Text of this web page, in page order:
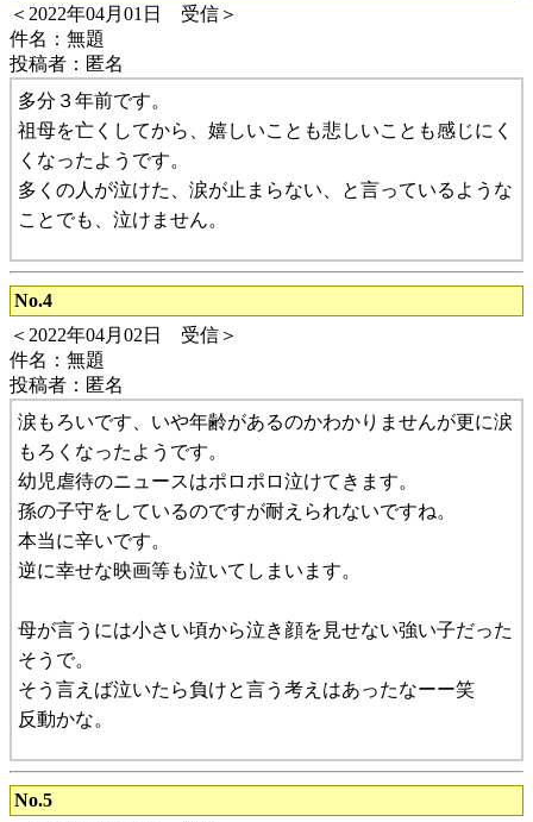
＜2022年04月01日 受信＞
件名：無題
投稿者：匿名
多分３年前です。
祖母を亡くしてから、嬉しいことも悲しいことも感じにく
くなったようです。
多くの人が泣けた、涙が止まらない、と言っているような
ことでも、泣けません。
No.4
＜2022年04月02日 受信＞
件名：無題
投稿者：匿名
涙もろいです、いや年齢があるのかわかりませんが更に涙
もろくなったようです。
幼児虐待のニュースはポロポロ泣けてきます。
孫の子守をしているのですが耐えられないですね。
本当に辛いです。
逆に幸せな映画等も泣いてしまいます。
母が言うには小さい頃から泣き顔を見せない強い子だった
そうで。
そう言えば泣いたら負けと言う考えはあったなーー笑
反動かな。
No.5